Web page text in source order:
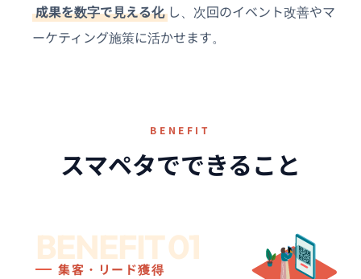
成果を数字で見える化 し、次回のイベント改善やマ
ーケティング施策に活かせます。
BENEFIT
スマペタでできること
BENEFIT 01
集客・リード獲得